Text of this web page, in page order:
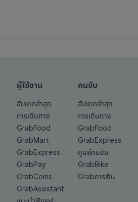
ผู้ใช้งาน
อัปเดตล่าสุด
การเดินทาง
GrabFood
GrabMart
GrabExpress
GrabPay
GrabCoins
GrabAssistant
คนขับ
อัปเดตล่าสุด
การเดินทาง
GrabFood
GrabExpress
ศูนย์คนขับ
GrabBike
Grabการเงิน